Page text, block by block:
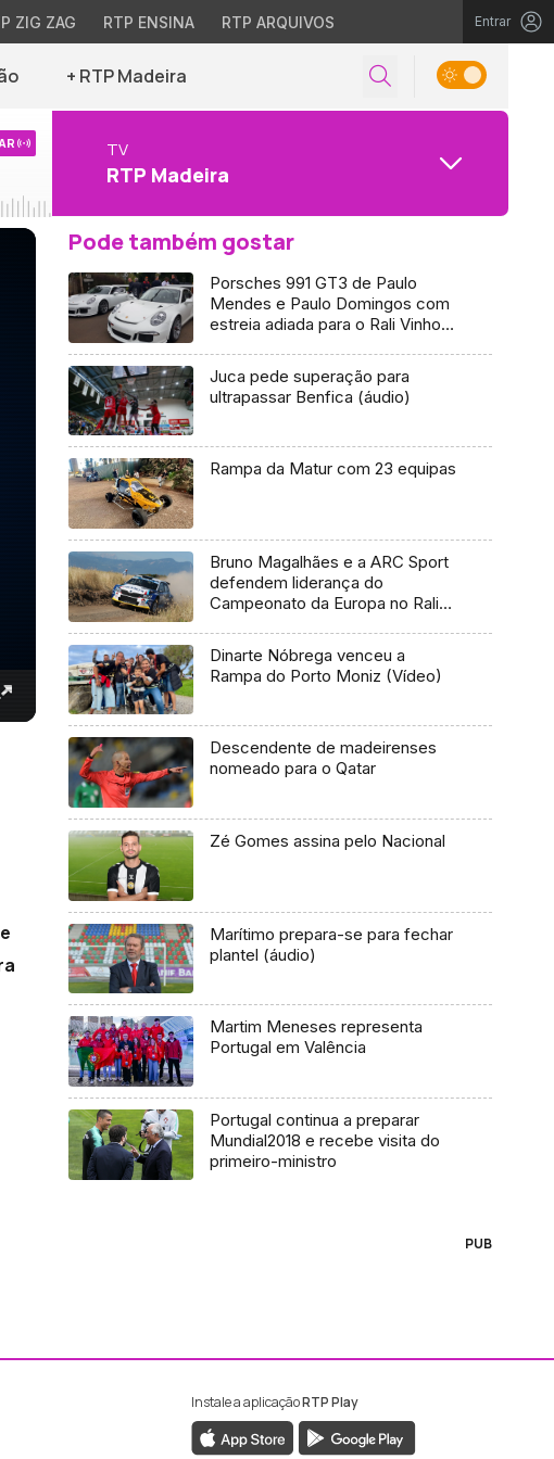
ZIG ZAG RTP ENSINA RTP ARQUIVOS Entrar
+ RTP Madeira
TV
RTP Madeira
Pode também gostar
Porsches 991 GT3 de Paulo
Mendes e Paulo Domingos com
estreia adiada para o Rali Vinho
Juca pede superação para
ultrapassar Benfica (áudio)
Rampa da Matur com 23 equipas
Bruno Magalhães e a ARC Sport
defendem liderança do
Campeonato da Europa no Rali
Dinarte Nóbrega venceu a
Rampa do Porto Moniz (Vídeo)
Descendente de madeirenses
nomeado para o Qatar
Zé Gomes assina pelo Nacional
Marítimo prepara-se para fechar
plantel (áudio)
Martim Meneses representa
Portugal em Valência
Portugal continua a preparar
Mundial2018 e recebe visita do
primeiro-ministro
PUB
Facebook da RTP Madeira
ao Instagram da RTP Madeira
Instale a aplicaçãoRTP Play